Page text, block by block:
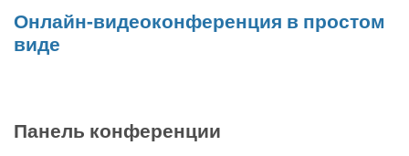
Онлайн-видеоконференция в простом
виде
Панель конференции